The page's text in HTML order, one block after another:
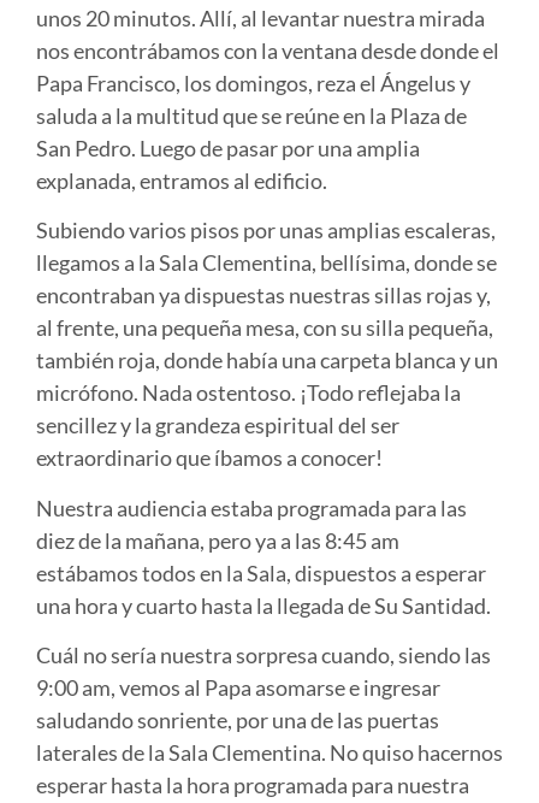
unos 20 minutos. Allí, al levantar nuestra mirada
nos encontrábamos con la ventana desde donde el
Papa Francisco, los domingos, reza el Ángelus y
saluda a la multitud que se reúne en la Plaza de
San Pedro. Luego de pasar por una amplia
explanada, entramos al edificio.
Subiendo varios pisos por unas amplias escaleras,
llegamos a la Sala Clementina, bellísima, donde se
encontraban ya dispuestas nuestras sillas rojas y,
al frente, una pequeña mesa, con su silla pequeña,
también roja, donde había una carpeta blanca y un
micrófono. Nada ostentoso. ¡Todo reflejaba la
sencillez y la grandeza espiritual del ser
extraordinario que íbamos a conocer!
Nuestra audiencia estaba programada para las
diez de la mañana, pero ya a las 8:45 am
estábamos todos en la Sala, dispuestos a esperar
una hora y cuarto hasta la llegada de Su Santidad.
Cuál no sería nuestra sorpresa cuando, siendo las
9:00 am, vemos al Papa asomarse e ingresar
saludando sonriente, por una de las puertas
laterales de la Sala Clementina. No quiso hacernos
esperar hasta la hora programada para nuestra